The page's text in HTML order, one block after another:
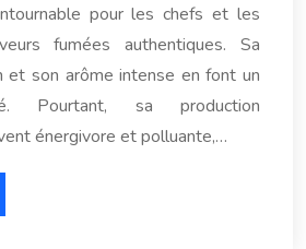
pour les chefs et les
fumées authentiques. Sa
et son arôme intense en font un
Pourtant, sa production
énergivore et polluante,…